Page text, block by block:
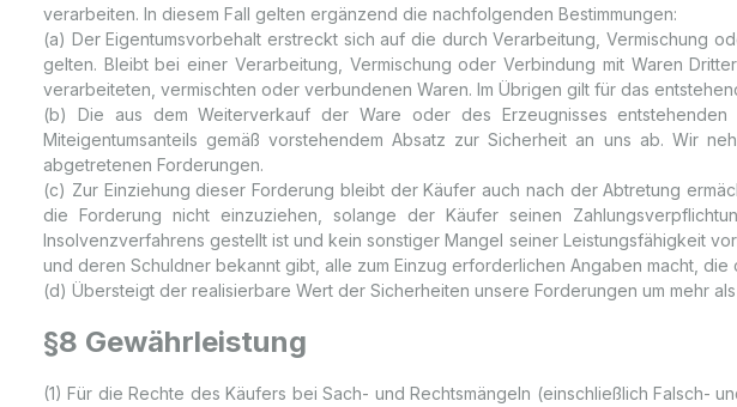
verarbeiten. In diesem Fall gelten ergänzend die nachfolgenden Bestimmungen:
(a) Der Eigentumsvorbehalt erstreckt sich auf die durch Verarbeitung, Vermischung
gelten. Bleibt bei einer Verarbeitung, Vermischung oder Verbindung mit Waren
verarbeiteten, vermischten oder verbundenen Waren. Im Übrigen gilt für das
(b) Die aus dem Weiterverkauf der Ware oder des Erzeugnisses
Miteigentumsanteils gemäß vorstehendem Absatz zur Sicherheit an uns ab. Wir
abgetretenen Forderungen.
(c) Zur Einziehung dieser Forderung bleibt der Käufer auch nach der Abtretung
die Forderung nicht einzuziehen, solange der Käufer seinen
Insolvenzverfahrens gestellt ist und kein sonstiger Mangel seiner Leistungsfähigkeit
und deren Schuldner bekannt gibt, alle zum Einzug erforderlichen Angaben macht,
(d) Übersteigt der realisierbare Wert der Sicherheiten unsere Forderungen um mehr
§8 Gewährleistung
(1) Für die Rechte des Käufers bei Sach- und Rechtsmängeln (einschließlich